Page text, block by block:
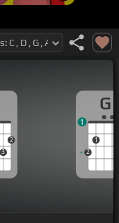
3
2
G
2
1
1